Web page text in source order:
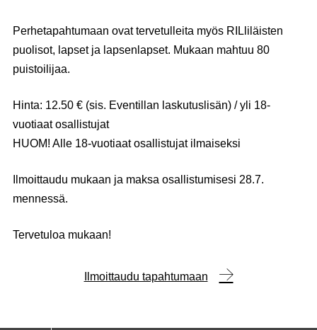
Perhetapahtumaan ovat tervetulleita myös RILliläisten
puolisot, lapset ja lapsenlapset. Mukaan mahtuu 80
puistoilijaa.
Hinta: 12.50 € (sis. Eventillan laskutuslisän) / yli 18-
vuotiaat osallistujat
HUOM! Alle 18-vuotiaat osallistujat ilmaiseksi
Ilmoittaudu mukaan ja maksa osallistumisesi 28.7.
mennessä.
Tervetuloa mukaan!
Ilmoittaudu tapahtumaan